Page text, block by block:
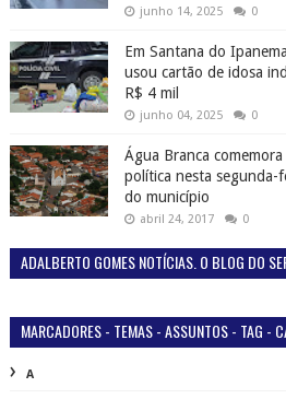
junho 14, 2025 0
Em Santana do
usou cartão de idosa
R$ 4 mil
junho 04, 2025 0
Água Branca
política nesta segunda-
do município
abril 24, 2017 0
ADALBERTO GOMES NOTÍCIAS. O BLOG DO
MARCADORES - TEMAS - ASSUNTOS - TAG -
A